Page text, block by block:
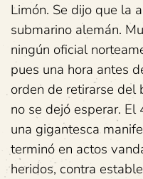
Limón. Se dijo que la
submarino alemán.
ningún oficial
pues una hora antes
orden de retirarse del
no se dejó esperar.
una gigantesca
terminó en actos
heridos, contra